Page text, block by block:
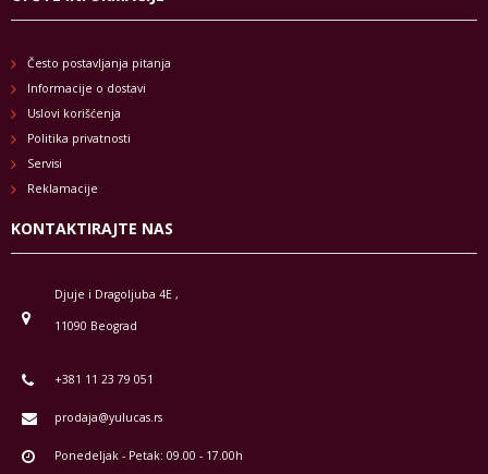
Često postavljanja pitanja
Informacije o dostavi
Uslovi korišćenja
Politika privatnosti
Servisi
Reklamacije
KONTAKTIRAJTE NAS
Djuje i Dragoljuba 4E ,
11090 Beograd
+381 11 23 79 051
prodaja@yulucas.rs
Ponedeljak - Petak: 09.00 - 17.00h